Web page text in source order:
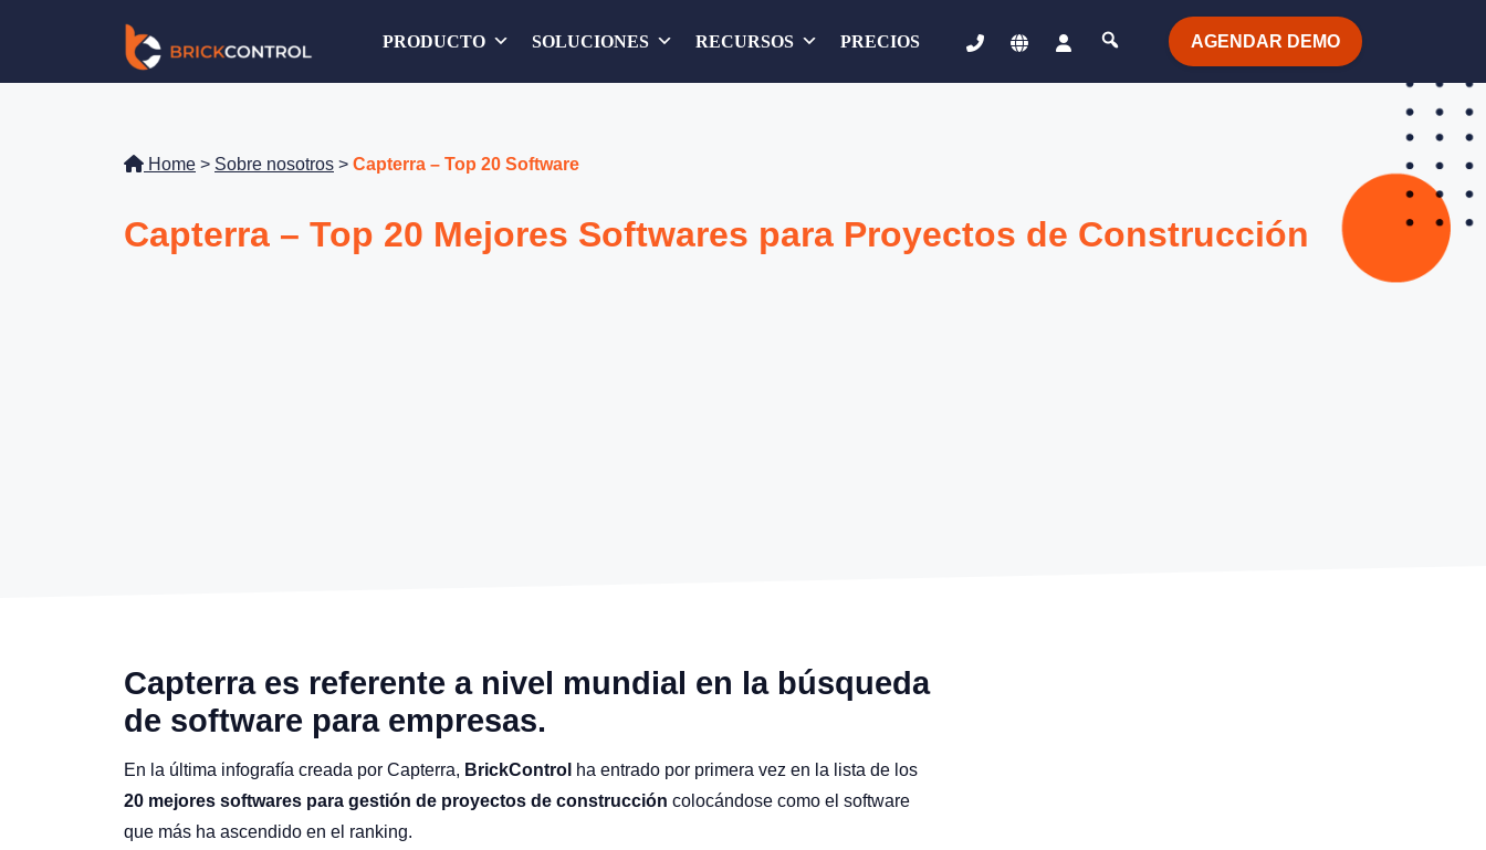
PRODUCTO SOLUCIONES RECURSOS PRECIOS AGENDAR DEMO
Home > Sobre nosotros > Capterra – Top 20 Software
Capterra – Top 20 Mejores Softwares para Proyectos de Construcción
Capterra es referente a nivel mundial en la búsqueda
de software para empresas.
En la última infografía creada por Capterra, BrickControl ha entrado por primera vez en la lista de los
20 mejores softwares para gestión de proyectos de construcción colocándose como el software
que más ha ascendido en el ranking.